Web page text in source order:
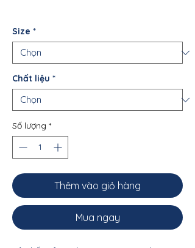
Size *
Chất liệu *
Số lượng *
Thêm vào giỏ hàng
Mua ngay